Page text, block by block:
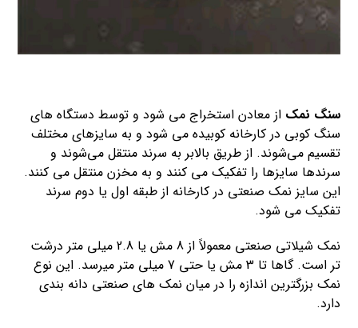
سنگ نمک از معادن استخراج می شود و توسط دستگاه های
سنگ کوبی در کارخانه کوبیده می شود و به سایزهای مختلف
تقسیم می‌شوند. از طریق بالابر به سرند منتقل می‌شوند و
سرندها سایزها را تفکیک می کنند و به مخزن منتقل می کنند.
این سایز نمک صنعتی در کارخانه از طبقه اول یا دوم سرند
تفکیک می شود.
نمک شیلاتی صنعتی معمولاً از 8 مش یا 2.8 میلی متر درشت
تر است. گاها تا 3 مش یا حتی 7 میلی متر میرسد. این نوع
نمک بزرگترین اندازه را در میان نمک های صنعتی دانه بندی
دارد.